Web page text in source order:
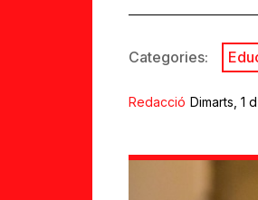
Categories:
Redacció Dimarts, 1